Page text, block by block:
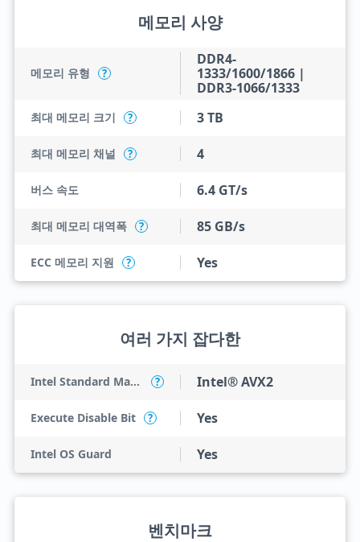
메모리 사양
메모리 유형 ?
DDR4-
1333/1600/1866 |
DDR3-1066/1333
최대 메모리 크기 ? 3 TB
최대 메모리 채널 ? 4
버스 속도 6.4 GT/s
최대 메모리 대역폭 ? 85 GB/s
ECC 메모리 지원 ? Yes
여러 가지 잡다한
Intel Standard Manageability (ISM) ? Intel® AVX2
Execute Disable Bit ? Yes
Intel OS Guard Yes
벤치마크